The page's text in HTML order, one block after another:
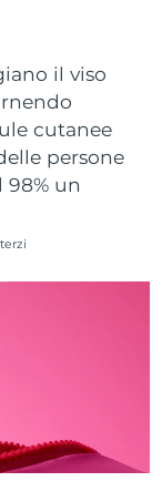
il viso
cutanee
persone
98% un
stimata 13/8/26
stimata
stimata12/8/26
stimata
stimata